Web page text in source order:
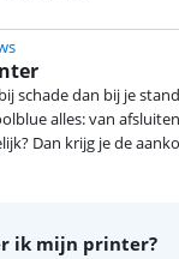
schade dan bij je
alles: van
Dan krijg je de
ik mijn printer?